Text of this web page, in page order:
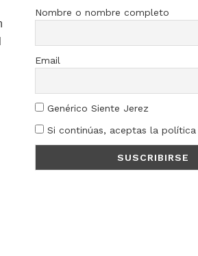
Nombre o nombre completo
Email
Genérico Siente Jerez
Si continúas, aceptas la